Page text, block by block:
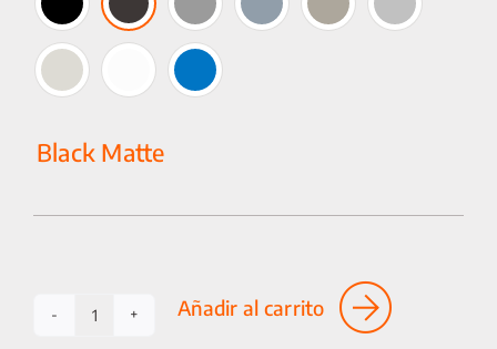
MOTOCICLETAS
Black Matte
Tapa
Añadir al carrito